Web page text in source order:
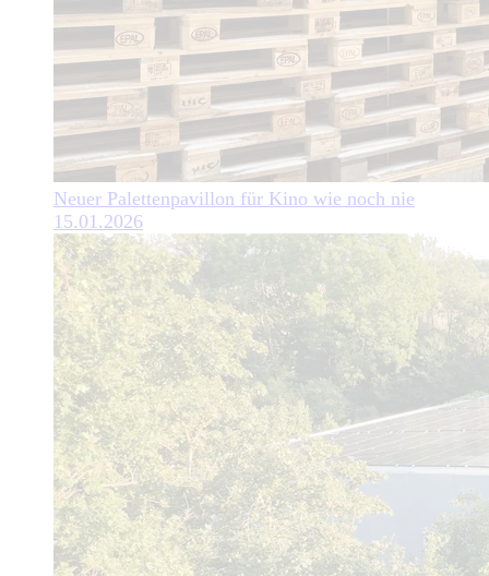
Neuer Palettenpavillon für Kino wie noch nie
15.01.2026